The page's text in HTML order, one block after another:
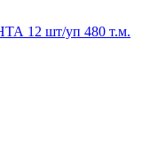
12 шт/уп 480 т.м.